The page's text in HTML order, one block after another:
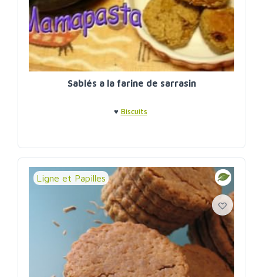
Sablés a la farine de sarrasin
♥ Biscuits
Ligne et Papilles